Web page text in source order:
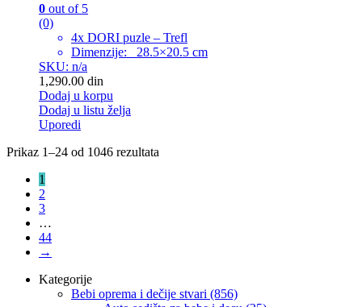
0 out of 5
(0)
4x DORI puzle – Trefl
Dimenzije: 28.5×20.5 cm
SKU: n/a
1,290.00 din
Dodaj u korpu
Dodaj u listu želja
Uporedi
Prikaz 1–24 od 1046 rezultata
1
2
3
…
44
→
Kategorije
Bebi oprema i dečije stvari (856)